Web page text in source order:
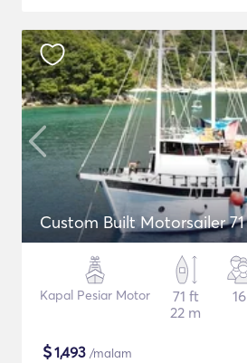
Custom Built Motorsailer 71
Kapal Pesiar Motor
71 ft
22 m
16
$1,493 /malam